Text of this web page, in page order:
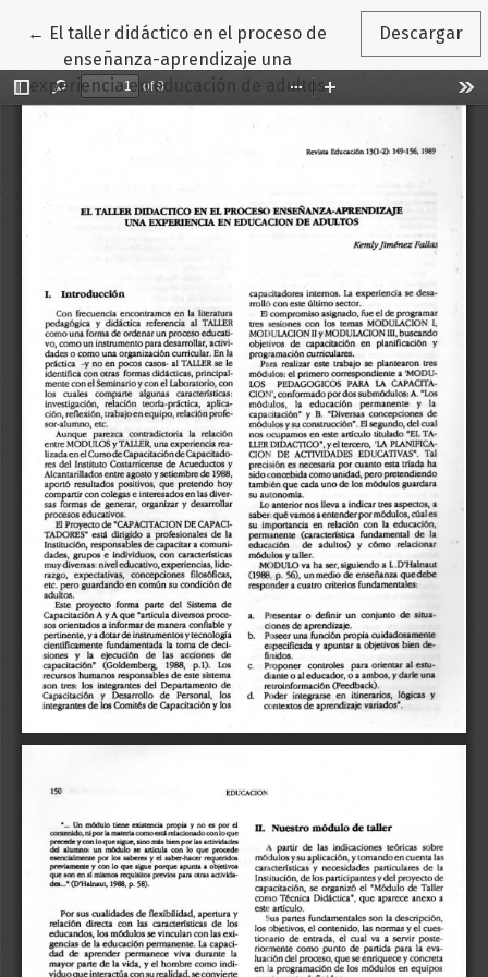
← Volver a los detalles del artículo
El taller didáctico en el proceso de
enseñanza-aprendizaje una
experiencia en educación de adultos
Descargar